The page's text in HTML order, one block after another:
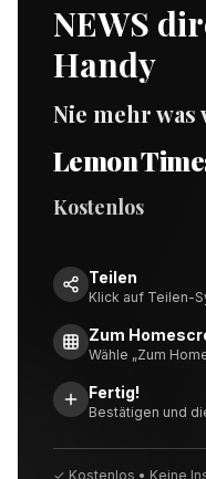
NEWS
Handy
Nie mehr was
Lemon
Kostenlos
Teilen
Klick auf Teilen-
Zum
Wähle „Zum
Fertig!
Bestätigen und
✓ Kostenlos • Keine